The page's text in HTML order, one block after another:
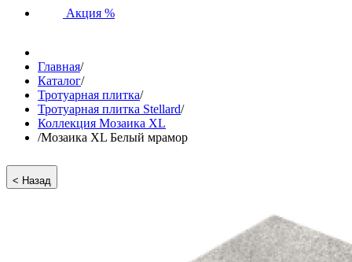
Акция %
Главная/
Каталог/
Тротуарная плитка/
Тротуарная плитка Stellard/
Коллекция Мозаика XL
/Мозаика XL Белый мрамор